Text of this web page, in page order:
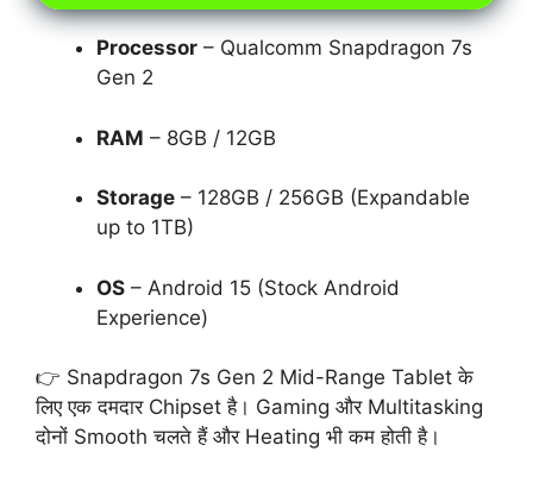
Processor – Qualcomm Snapdragon 7s
Gen 2
RAM – 8GB / 12GB
Storage – 128GB / 256GB (Expandable
up to 1TB)
OS – Android 15 (Stock Android
Experience)
👉 Snapdragon 7s Gen 2 Mid-Range Tablet के
लिए एक दमदार Chipset है। Gaming और Multitasking
दोनों Smooth चलते हैं और Heating भी कम होती है।